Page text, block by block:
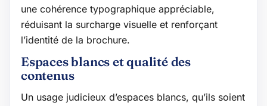
une cohérence typographique appréciable,
réduisant la surcharge visuelle et renforçant
l’identité de la brochure.
Espaces blancs et qualité des
contenus
Un usage judicieux d’espaces blancs, qu’ils soient